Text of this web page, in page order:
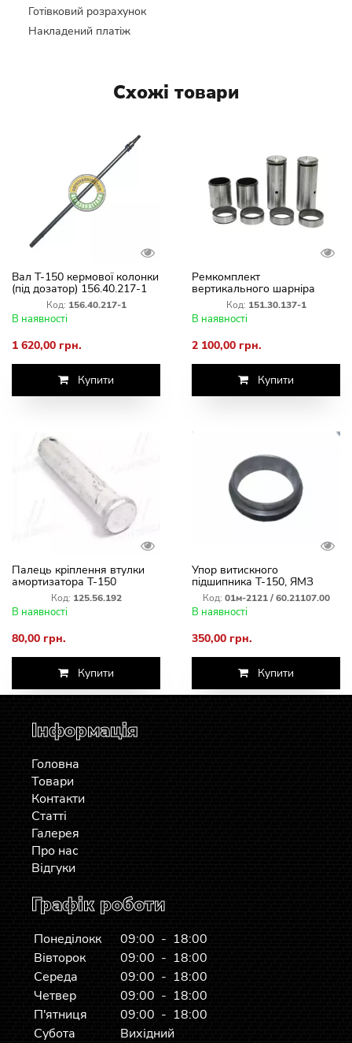
Готівковий розрахунок
Накладений платіж
Схожі товари
Вал Т-150 кермової колонки
(під дозатор) 156.40.217-1
Код: 156.40.217-1
В наявності
1 620,00 грн.
Купити
Ремкомплект
вертикального шарніра
Т-150К ХТЗ 151.30.137-1/
151.30.164/ 125.30.136
Код: 151.30.137-1
В наявності
2 100,00 грн.
Купити
Палець кріплення втулки
амортизатора Т-150
125.56.192
Код: 125.56.192
В наявності
80,00 грн.
Купити
Упор витискного
підшипника Т-150, ЯМЗ
(01м-2121 / 60.21107.00)
Код: 01м-2121 / 60.21107.00
В наявності
350,00 грн.
Купити
Інформація
Головна
Товари
Контакти
Статті
Галерея
Про нас
Відгуки
Графік роботи
Понеділокк
09:00 - 18:00
Вівторок
09:00 - 18:00
Середа
09:00 - 18:00
Четвер
09:00 - 18:00
П'ятниця
09:00 - 18:00
Субота
Вихідний